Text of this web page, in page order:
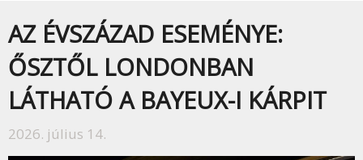
AZ ÉVSZÁZAD ESEMÉNYE:
ŐSZTŐL LONDONBAN
LÁTHATÓ A BAYEUX-I KÁRPIT
2026. július 14.